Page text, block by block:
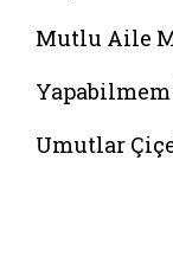
Mutlu Aile
Umutlar